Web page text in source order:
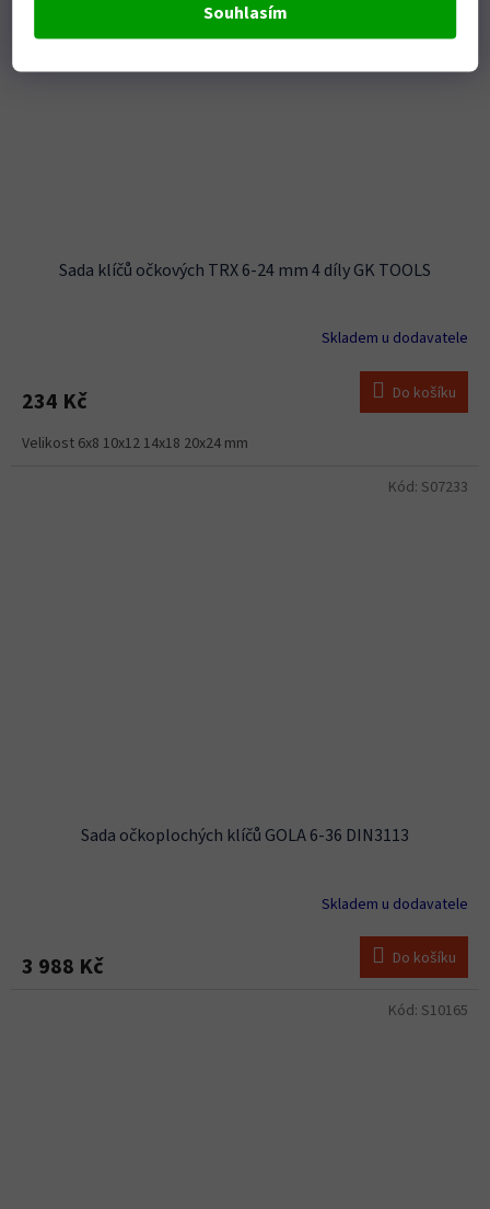
Souhlasím
Sada klíčů očkových TRX 6-24 mm 4 díly GK TOOLS
Skladem u dodavatele
234 Kč Do košíku
Velikost 6x8 10x12 14x18 20x24 mm
Sada očkoplochých klíčů GOLA 6-36 DIN3113
Skladem u dodavatele
3 988 Kč Do košíku
Kód: S07233
Kód: S10165